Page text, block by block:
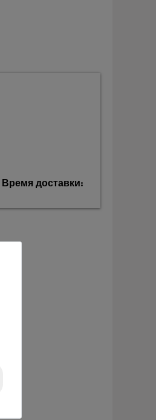
Время доставки: